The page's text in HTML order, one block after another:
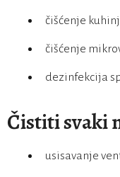
čišćenje
čišćenje
dezinfekcija
Čistiti svaki
usisavanje